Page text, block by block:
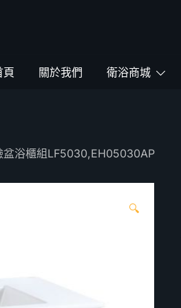
頁 關於我們 衛浴商城
浴櫃組LF5030,EH05030AP
🔍